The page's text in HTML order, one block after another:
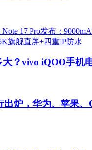
大？vivo iQOO手机
出炉，华为、苹果、